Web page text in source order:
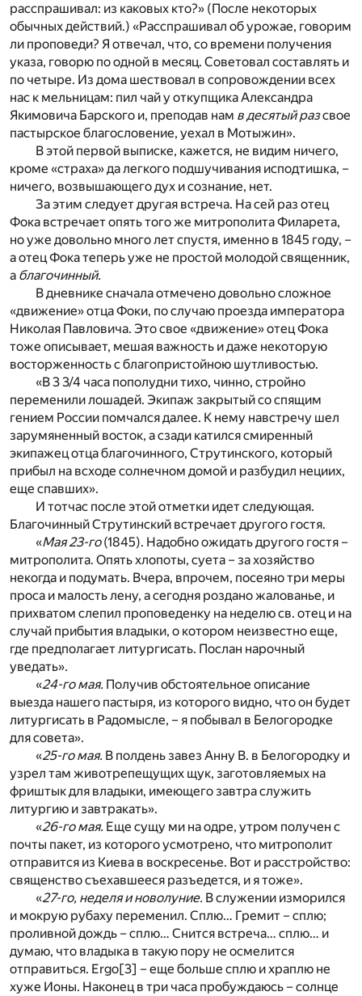
расспрашивал: из каковых кто?» (После некоторых
обычных действий.) «Расспрашивал об урожае, говорим
ли проповеди? Я отвечал, что, со времени получения
указа, говорю по одной в месяц. Советовал составлять и
по четыре. Из дома шествовал в сопровождении всех
нас к мельницам: пил чай у откупщика Александра
Якимовича Барского и, преподав нам в десятый разсвое
пастырское благословение, уехал в Мотыжин».
В этой первой выписке, кажется, не видим ничего,
кроме «страха» да легкого подшучивания исподтишка, –
ничего, возвышающего дух и сознание, нет.
За этим следует другая встреча. На сей раз отец
Фока встречает опять того же митрополита Филарета,
но уже довольно много лет спустя, именно в 1845 году, –
а отец Фока теперь уже не простой молодой священник,
а благочинный.
В дневнике сначала отмечено довольно сложное
«движение» отца Фоки, по случаю проезда императора
Николая Павловича. Это свое «движение» отец Фока
тоже описывает, мешая важность и даже некоторую
восторженность с благопристойною шутливостью.
«В 3 3/4 часа пополудни тихо, чинно, стройно
переменили лошадей. Экипаж закрытый со спящим
гением России помчался далее. К нему навстречу шел
зарумяненный восток, а сзади катился смиренный
экипажец отца благочинного, Струтинского, который
прибыл на всходе солнечном домой и разбудил нециих,
еще спавших».
И тотчас после этой отметки идет следующая.
Благочинный Струтинский встречает другого гостя.
«Мая 23-го(1845). Надобно ожидать другого гостя –
митрополита. Опять хлопоты, суета – за хозяйство
некогда и подумать. Вчера, впрочем, посеяно три меры
проса и малость лену, а сегодня роздано жалованье, и
прихватом слепил проповеденку на неделю св. отец и на
случай прибытия владыки, о котором неизвестно еще,
где предполагает литургисать. Послан нарочный
уведать».
«24-го мая. Получив обстоятельное описание
выезда нашего пастыря, из которого видно, что он будет
литургисать в Радомысле, – я побывал в Белогородке
для совета».
«25-го мая. В полдень завез Анну В. в Белогородку и
узрел там животрепещущих щук, заготовляемых на
фриштык для владыки, имеющего завтра служить
литургию и завтракать».
«26-го мая. Еще сущу ми на одре, утром получен с
почты пакет, из которого усмотрено, что митрополит
отправится из Киева в воскресенье. Вот и расстройство:
священство съехавшееся разъедется, и я тоже».
«27-го, неделя и новолуние. В служении изморился
и мокрую рубаху переменил. Сплю… Гремит – сплю;
проливной дождь – сплю… Снится встреча… сплю… и
думаю, что владыка в такую пору не осмелится
отправиться. Ergo[3] – еще больше сплю и храплю не
хуже Ионы. Наконец в три часа пробуждаюсь – солнце